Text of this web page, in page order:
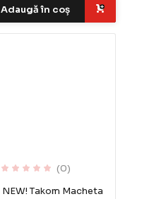
Adaugă în coș
(0)
NEW! Takom Macheta